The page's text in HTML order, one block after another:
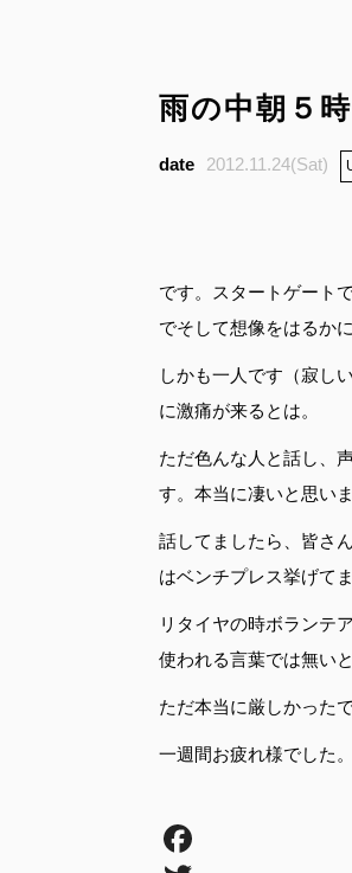
雨の中朝５
2012.11.24(Sat)
です。スタートゲート
でそして想像をはるか
しかも一人です（寂し
に激痛が来るとは。
ただ色んな人と話し、
す。本当に凄いと思いま
話してましたら、皆さ
はベンチプレス挙げて
リタイヤの時ボランテ
使われる言葉では無い
ただ本当に厳しかった
一週間お疲れ様でした